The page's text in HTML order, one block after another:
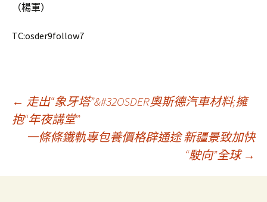
（楊軍）
TC:osder9follow7
文
章
導
← 走出“象牙塔”&#32OSDER奧斯德汽車材料;擁
抱“年夜講堂”
一條條鐵軌專包養價格辟通途 新疆景致加快
“駛向”全球 →